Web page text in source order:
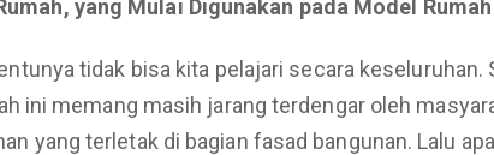
yang Mulai Digunakan pada Model
tidak bisa kita pelajari secara keseluruhan.
ini memang masih jarang terdengar oleh
yang terletak di bagian fasad bangunan. Lalu